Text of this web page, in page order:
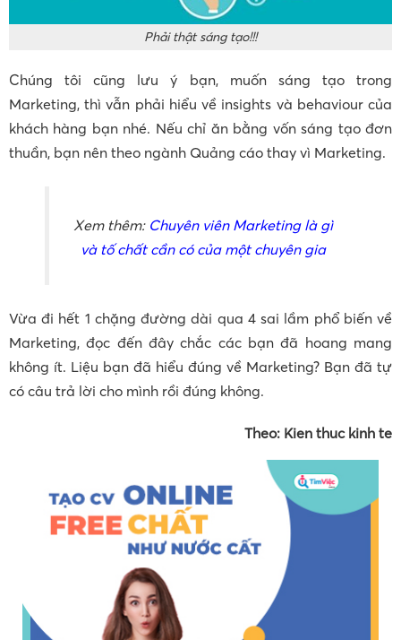
Phải thật sáng tạo!!!
Chúng tôi cũng lưu ý bạn, muốn sáng tạo trong
Marketing, thì vẫn phải hiểu về insights và behaviour của
khách hàng bạn nhé. Nếu chỉ ăn bằng vốn sáng tạo đơn
thuần, bạn nên theo ngành Quảng cáo thay vì Marketing.
Xem thêm: Chuyên viên Marketing là gì
và tố chất cần có của một chuyên gia
Vừa đi hết 1 chặng đường dài qua 4 sai lầm phổ biến về
Marketing, đọc đến đây chắc các bạn đã hoang mang
không ít. Liệu bạn đã hiểu đúng về Marketing? Bạn đã tự
có câu trả lời cho mình rồi đúng không.
Theo: Kien thuc kinh te